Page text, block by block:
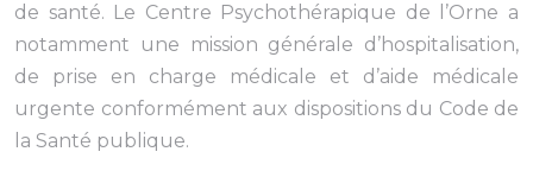
de santé. Le Centre Psychothérapique de l’Orne a
notamment une mission générale d’hospitalisation,
de prise en charge médicale et d’aide médicale
urgente conformément aux dispositions du Code de
la Santé publique.